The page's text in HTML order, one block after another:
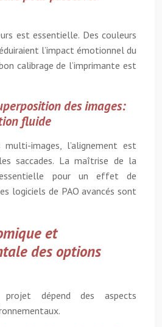
est essentielle. Des couleurs
l’impact émotionnel du
calibrage de l’imprimante est
des images:
fluide
multi-images, l’alignement est
saccades. La maîtrise de la
pour un effet de
logiciels de PAO avancés sont
et
des options
dépend des aspects